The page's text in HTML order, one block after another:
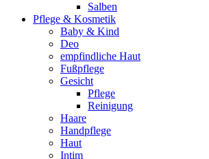
Salben
Pflege & Kosmetik
Baby & Kind
Deo
empfindliche Haut
Fußpflege
Gesicht
Pflege
Reinigung
Haare
Handpflege
Haut
Intim